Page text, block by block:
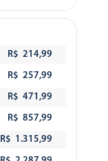
R$ 214,99
R$ 257,99
R$ 471,99
R$ 857,99
R$ 1.315,99